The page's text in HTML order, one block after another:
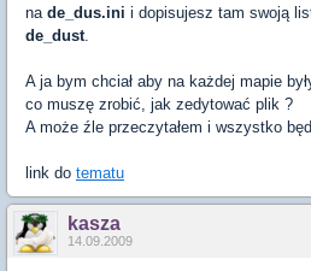
na de_dus.ini i dopisujesz tam swoją
de_dust.
A ja bym chciał aby na każdej mapie
co muszę zrobić, jak zedytować plik ?
A może źle przeczytałem i wszystko
link do tematu
kasza
14.09.2009